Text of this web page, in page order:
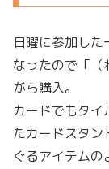
日曜に参加し
なったので「
がら購入。
カードでもタイ
たカードスタン
ぐるアイテムの